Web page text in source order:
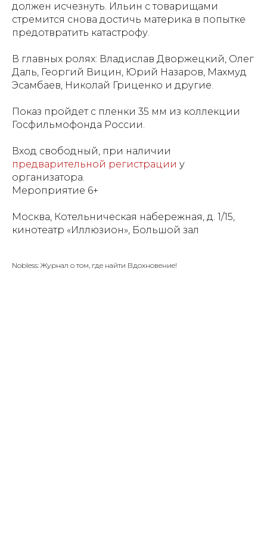
должен исчезнуть. Ильин с товарищами
стремится снова достичь материка в попытке
предотвратить катастрофу.
В главных ролях: Владислав Дворжецкий, Олег
Даль, Георгий Вицин, Юрий Назаров, Махмуд
Эсамбаев, Николай Гриценко и другие.
Показ пройдет с пленки 35 мм из коллекции
Госфильмофонда России.
Вход свободный, при наличии
предварительной регистрации у
организатора.
Мероприятие 6+
Москва, Котельническая набережная, д. 1/15,
кинотеатр «Иллюзион», Большой зал
Nobless: Журнал о том, где найти Вдохновение!